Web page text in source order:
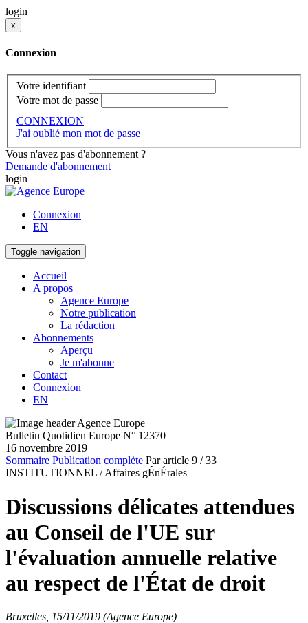
login
x
Connexion
Votre identifiant
Votre mot de passe
CONNEXION
J'ai oublié mon mot de passe
Vous n'avez pas d'abonnement ?
Demande d'abonnement
login
Connexion
EN
Toggle navigation
Accueil
A propos
Agence Europe
Notre publication
La rédaction
Abonnements
Aperçu
Je m'abonne
Contact
Connexion
EN
Bulletin Quotidien Europe N° 12370
16 novembre 2019
Sommaire Publication complète Par article 9 / 33
INSTITUTIONNEL / Affaires gÉnÉrales
Discussions délicates attendues
au Conseil de l'UE sur
l'évaluation annuelle relative
au respect de l'État de droit
Bruxelles, 15/11/2019 (Agence Europe)